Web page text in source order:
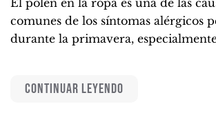
comunes de los síntomas alérgicos
durante la primavera, especialmente
CONTINUAR LEYENDO